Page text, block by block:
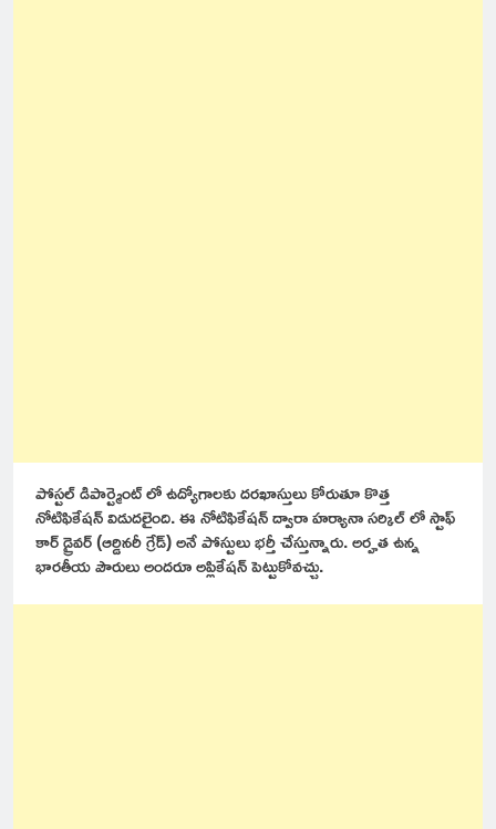
పోస్టల్ డిపార్ట్మెంట్ లో ఉద్యోగాలకు దరఖాస్తులు కోరుతూ కొత్త
నోటిఫికేషన్ విడుదలైంది. ఈ నోటిఫికేషన్ ద్వారా హర్యానా సర్కిల్ లో స్టాఫ్
కార్ డ్రైవర్ (ఆర్డినరీ గ్రేడ్) అనే పోస్టులు భర్తీ చేస్తున్నారు. అర్హత ఉన్న
భారతీయ పౌరులు అందరూ అప్లికేషన్ పెట్టుకోవచ్చు.